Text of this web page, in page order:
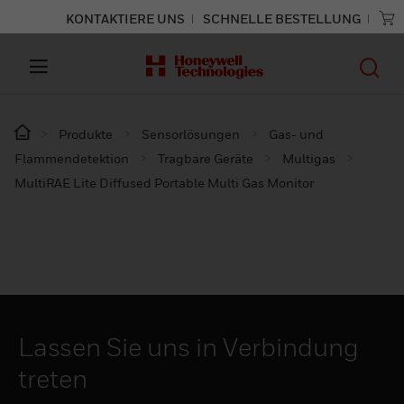
KONTAKTIERE UNS SCHNELLE BESTELLUNG
Produkte Sensorlösungen
Gas- und
Flammendetektion
Tragbare Geräte
Multigas
MultiRAE Lite Diffused Portable Multi Gas Monitor
Lassen Sie uns in Verbindung
treten